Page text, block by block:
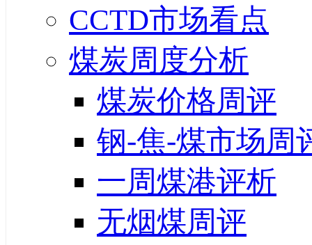
CCTD市场看点
煤炭周度分析
煤炭价格周评
钢-焦-煤市场周
一周煤港评析
无烟煤周评